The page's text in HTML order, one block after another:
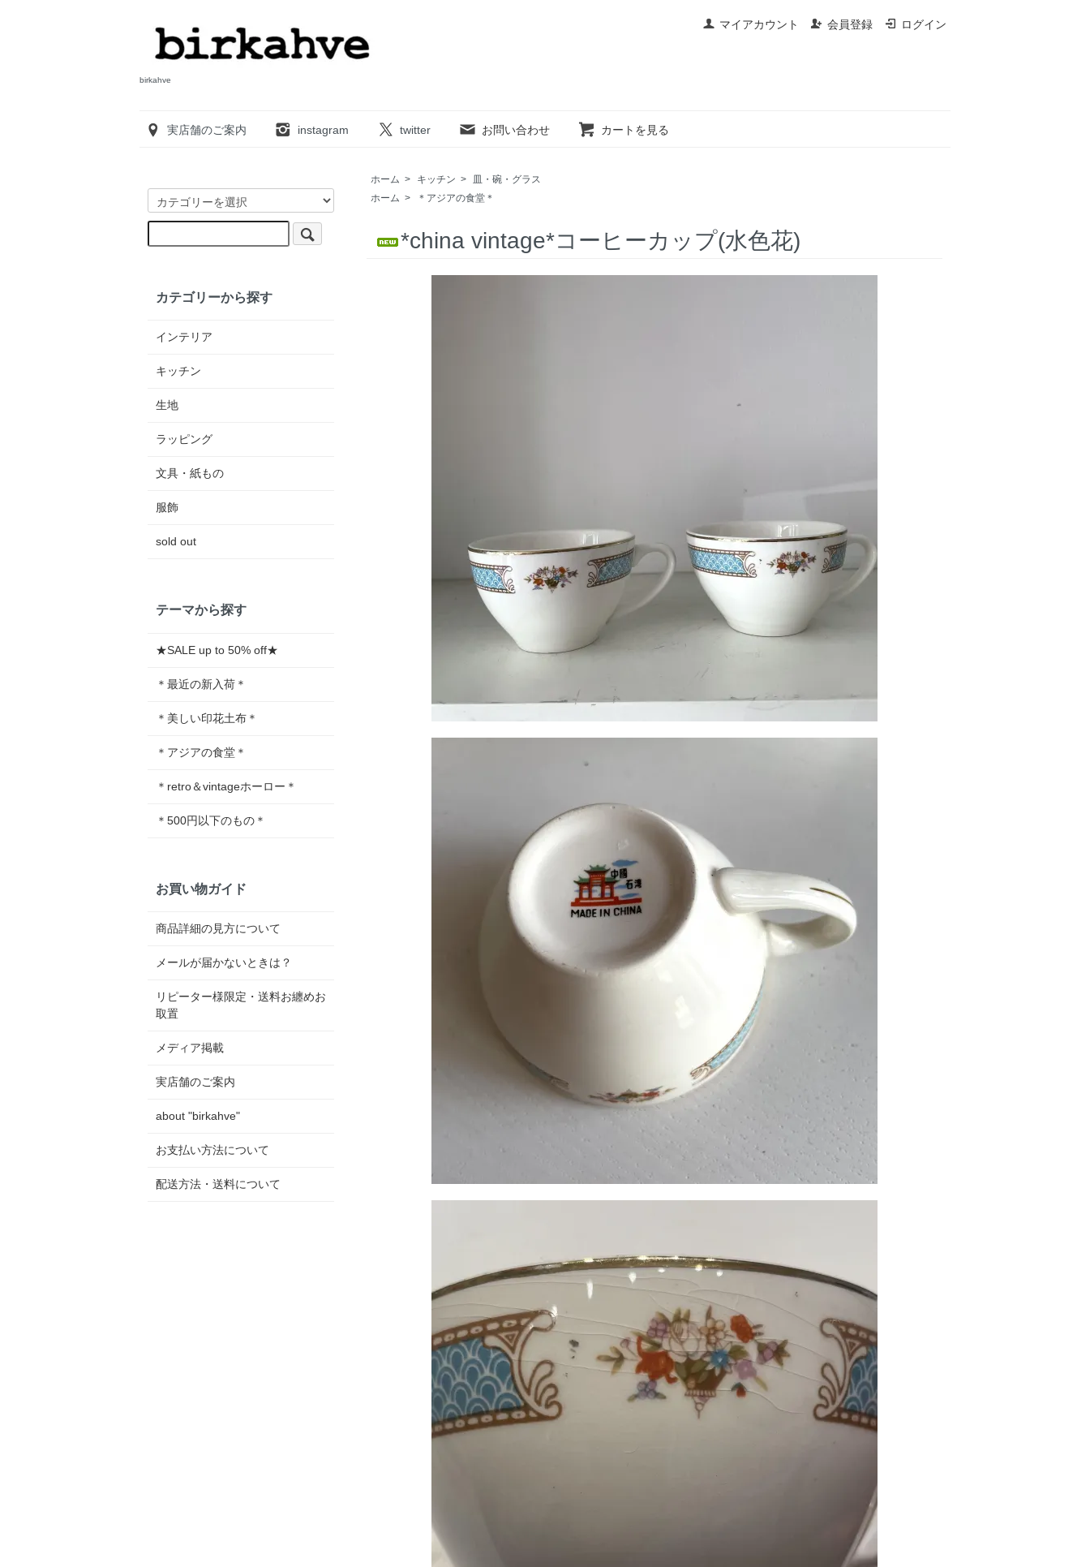
マイアカウント 会員登録 ログイン
birkahve
実店舗のご案内 instagram twitter お問い合わせ カートを見る
ホーム > キッチン >
皿・碗・グラス
ホーム > ＊アジアの食堂＊
*china vintage*コーヒーカップ(水色花)
カテゴリーから探す
インテリア
キッチン
生地
ラッピング
文具・紙もの
服飾
sold out
テーマから探す
★SALE up to 50% off★
＊最近の新入荷＊
＊美しい印花土布＊
＊アジアの食堂＊
＊retro＆vintageホーロー＊
＊500円以下のもの＊
お買い物ガイド
商品詳細の見方について
メールが届かないときは？
リピーター様限定・送料お纏めお
取置
メディア掲載
実店舗のご案内
about "birkahve"
お支払い方法について
配送方法・送料について